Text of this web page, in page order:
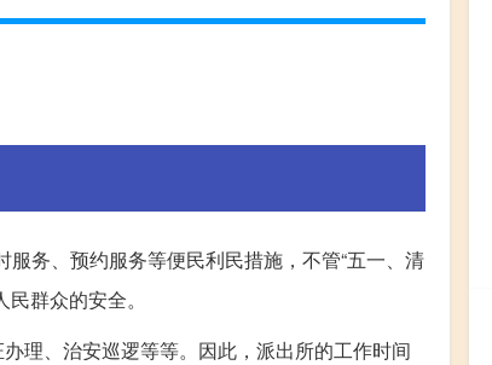
务、预约服务等便民利民措施，不管“五一、清
群众的安全。
理、治安巡逻等等。因此，派出所的工作时间